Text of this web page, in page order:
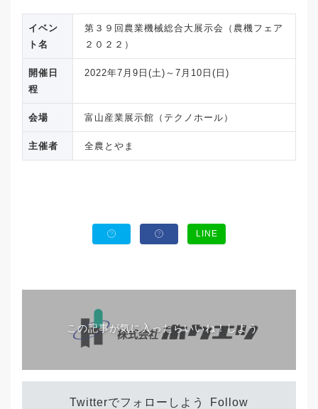
イベン
ト名
第３９回農業機械総合大展示会（農機フェア
２０２２）
開催日
程
2022年7月9日(土)～7月10日(日)
会場 富山産業展示館（テクノホール）
主催者 全農とやま
LINE
この記事が気に入ったらいいね！しよう
Twitterでフォローしよう Follow